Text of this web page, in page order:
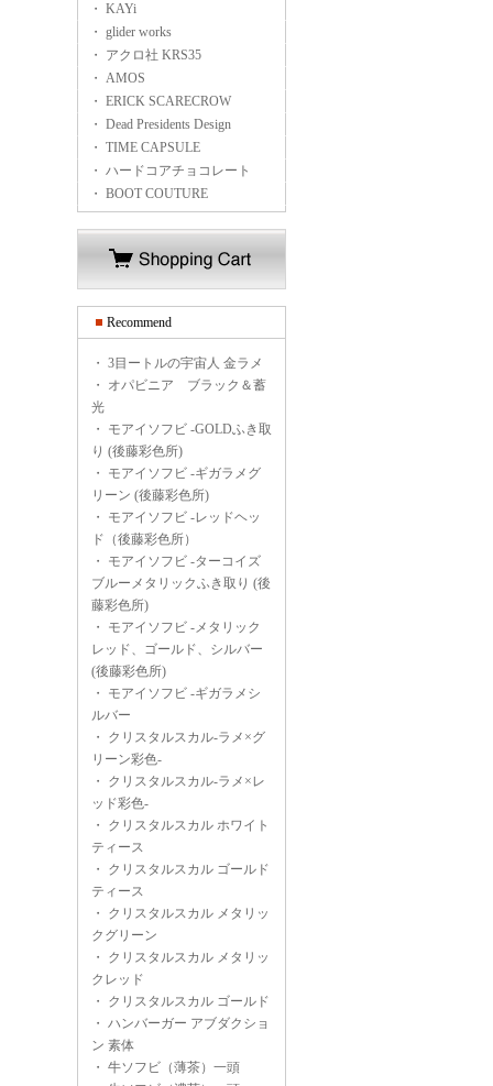
・ KAYi
・ glider works
・ アクロ社 KRS35
・ AMOS
・ ERICK SCARECROW
・ Dead Presidents Design
・ TIME CAPSULE
・ ハードコアチョコレート
・ BOOT COUTURE
Recommend
・ 3目ートルの宇宙人 金ラメ
・ オパビニア ブラック＆蓄
光
・ モアイソフビ -GOLDふき取
り (後藤彩色所)
・ モアイソフビ -ギガラメグ
リーン (後藤彩色所)
・ モアイソフビ -レッドヘッ
ド（後藤彩色所）
・ モアイソフビ -ターコイズ
ブルーメタリックふき取り (後
藤彩色所)
・ モアイソフビ -メタリック
レッド、ゴールド、シルバー
(後藤彩色所)
・ モアイソフビ -ギガラメシ
ルバー
・ クリスタルスカル-ラメ×グ
リーン彩色-
・ クリスタルスカル-ラメ×レ
ッド彩色-
・ クリスタルスカル ホワイト
ティース
・ クリスタルスカル ゴールド
ティース
・ クリスタルスカル メタリッ
クグリーン
・ クリスタルスカル メタリッ
クレッド
・ クリスタルスカル ゴールド
・ ハンバーガー アブダクショ
ン 素体
・ 牛ソフビ（薄茶）一頭